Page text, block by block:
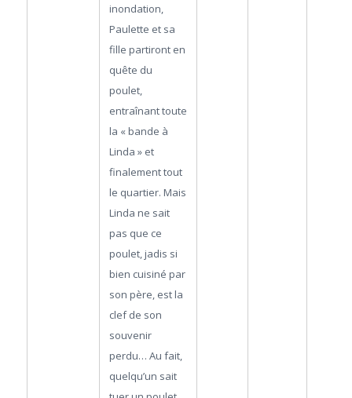
inondation,
Paulette et sa
fille partiront en
quête du
poulet,
entraînant toute
la « bande à
Linda » et
finalement tout
le quartier. Mais
Linda ne sait
pas que ce
poulet, jadis si
bien cuisiné par
son père, est la
clef de son
souvenir
perdu… Au fait,
quelqu’un sait